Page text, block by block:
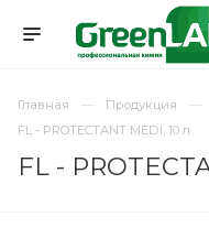
Главная Продукция
FL - PROTECTANT MEDI, 10 л
FL -